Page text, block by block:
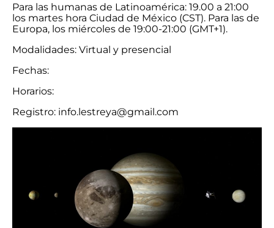
Para las humanas de Latinoamérica: 19.00 a 21:00
los martes hora Ciudad de México (CST). Para las de
Europa, los miércoles de 19:00-21:00 (GMT+1).
Modalidades: Virtual y presencial
Fechas:
Horarios:
Registro: info.lestreya@gmail.com